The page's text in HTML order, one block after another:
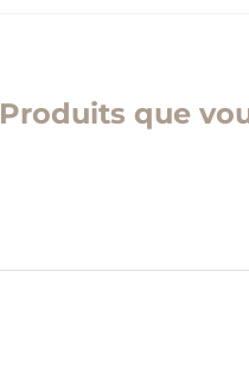
Produits que